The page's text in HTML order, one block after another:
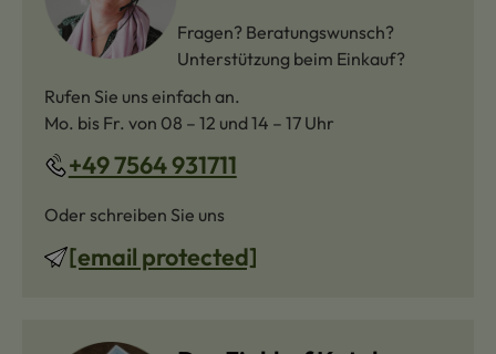
Fragen? Beratungswunsch?
Unterstützung beim Einkauf?
Rufen Sie uns einfach an.
Mo. bis Fr. von 08 – 12 und 14 – 17 Uhr
+49 7564 931711
Oder schreiben Sie uns
[email protected]